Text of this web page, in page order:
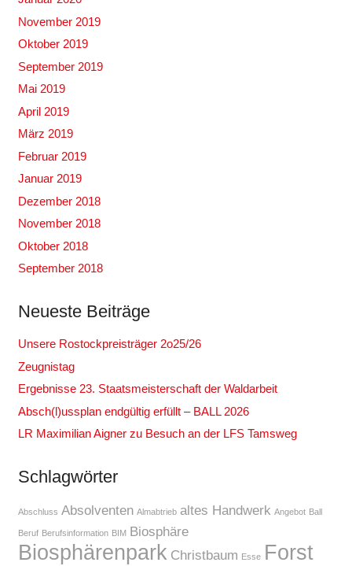
November 2019
Oktober 2019
September 2019
Mai 2019
April 2019
März 2019
Februar 2019
Januar 2019
Dezember 2018
November 2018
Oktober 2018
September 2018
Neueste Beiträge
Unsere Rostockpreisträger 2o25/26
Zeugnistag
Ergebnisse 23. Staatsmeisterschaft der Waldarbeit
Absch(l)ussplan endgültig erfüllt – BALL 2026
LR Maximilian Aigner zu Besuch an der LFS Tamsweg
Schlagwörter
Abschluss Absolventen Almabtrieb altes Handwerk Angebot Ball
Beruf Berufsinformation BIM Biosphäre
Biosphärenpark Christbaum Esse Forst